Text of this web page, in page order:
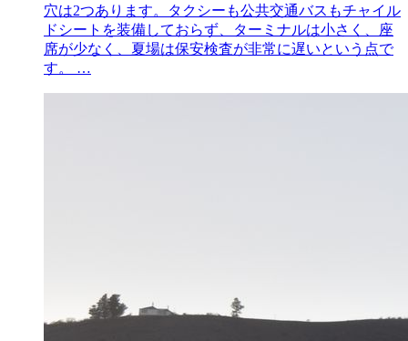
穴は2つあります。タクシーも公共交通バスもチャイル
ドシートを装備しておらず、ターミナルは小さく、座
席が少なく、夏場は保安検査が非常に遅いという点で
す。 …